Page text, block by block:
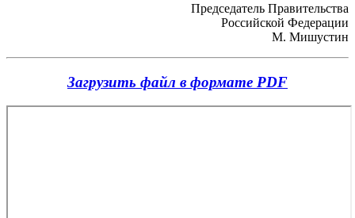
Председатель Правительства
Российской Федерации
М. Мишустин
Загрузить файл в формате PDF